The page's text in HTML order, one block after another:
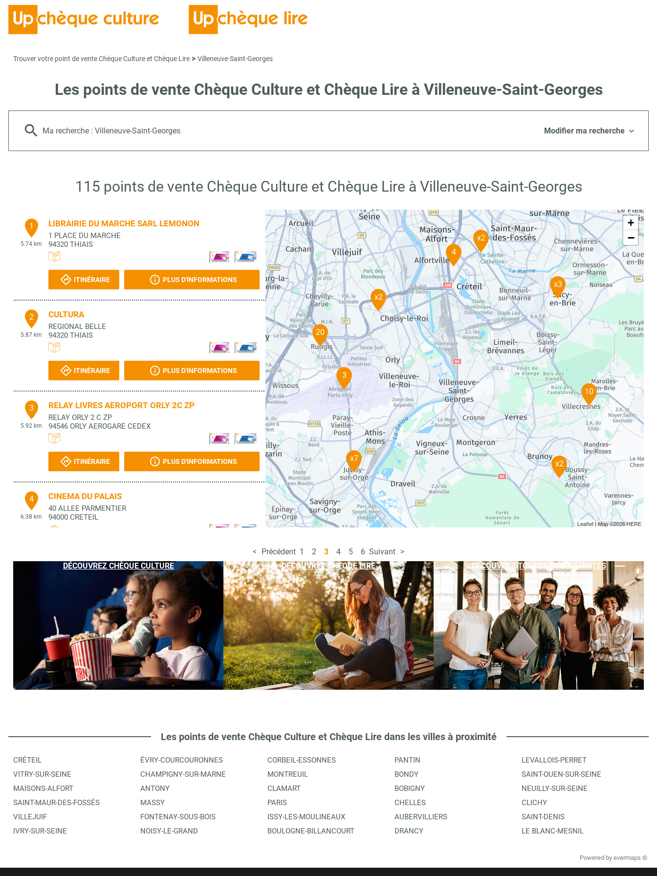
Trouver votre point de vente Chèque Culture et Chèque Lire > Villeneuve-Saint-Georges
Les points de vente Chèque Culture et Chèque Lire à Villeneuve-Saint-Georges
Ma recherche : Villeneuve-Saint-Georges Modifier ma recherche
115 points de vente Chèque Culture et Chèque Lire à Villeneuve-Saint-Georges
1
5.74 km
LIBRAIRIE DU MARCHE SARL LEMONON
1 PLACE DU MARCHE
94320 THIAIS
ITINÉRAIRE PLUS D'INFORMATIONS
2
5.87 km
CULTURA
REGIONAL BELLE
94320 THIAIS
ITINÉRAIRE PLUS D'INFORMATIONS
3
5.92 km
RELAY LIVRES AEROPORT ORLY 2C ZP
RELAY ORLY 2 C ZP
94546 ORLY AEROGARE CEDEX
ITINÉRAIRE PLUS D'INFORMATIONS
4
6.38 km
CINEMA DU PALAIS
40 ALLEE PARMENTIER
94000 CRETEIL
AVANTAGES MULTIPLES
3 RUE JEAN JAURES
EPINAY SOUS SENART
ITINÉRAIRE PLUS D'INFORMATIONS
6 THEATRE JEAN DASTE
9 RUE DU DOCTEUR VINOT
PLUS D'INFORMATIONS
7
6.74 km
ESPACE JEAN LURÇAT
91260 JUVISY SUR ORGE
x3
10
x2
x7
3
4
x2
20
x2
+
−
Leaflet| Map ©2026HERE
Précédent 1 2 3 4 5 6 Suivant
DÉCOUVREZ CHÈQUE CULTURE
DÉCOUVREZ CHÈQUE LIRE DÉCOUVREZ TOUTES NOS ACTIVITÉS
Les points de vente Chèque Culture et Chèque Lire dans les villes à proximité
CRÉTEIL
VITRY-SUR-SEINE
MAISONS-ALFORT
SAINT-MAUR-DES-FOSSÉS
VILLEJUIF
IVRY-SUR-SEINE
ÉVRY-COURCOURONNES
CHAMPIGNY-SUR-MARNE
ANTONY
MASSY
FONTENAY-SOUS-BOIS
NOISY-LE-GRAND
CORBEIL-ESSONNES
MONTREUIL
CLAMART
PARIS
ISSY-LES-MOULINEAUX
BOULOGNE-BILLANCOURT
PANTIN
BONDY
BOBIGNY
CHELLES
AUBERVILLIERS
DRANCY
LEVALLOIS-PERRET
SAINT-OUEN-SUR-SEINE
NEUILLY-SUR-SEINE
CLICHY
SAINT-DENIS
LE BLANC-MESNIL
Powered by evermaps ©